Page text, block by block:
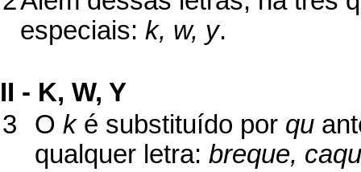
especiais: k, w, y.
II - K, W, Y
3
O ké substituído por qu
qualquer letra: breque,